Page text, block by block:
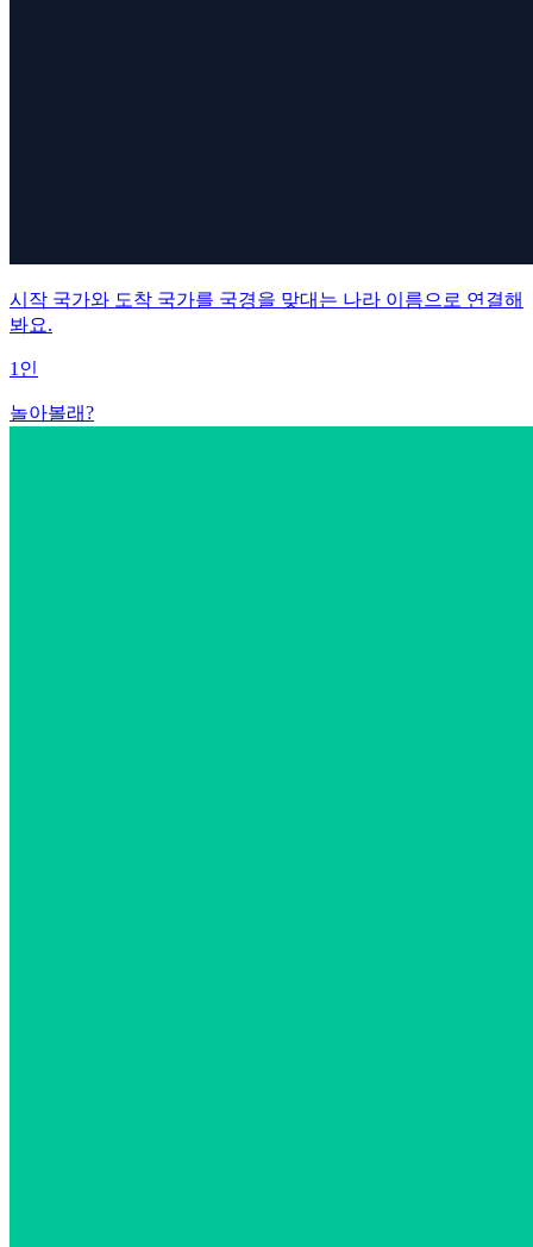
시작 국가와 도착 국가를 국경을 맞대는 나라 이름으로 연결해
봐요.
1인
놀아볼래?